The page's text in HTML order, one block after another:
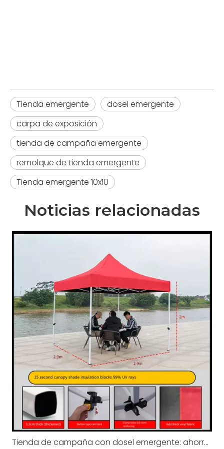
Tienda emergente
dosel emergente
carpa de exposición
tienda de campaña emergente
remolque de tienda emergente
Tienda emergente 10x10
Noticias relacionadas
Tienda de campaña con dosel emergente: ahorre tiempo en cada evento al aire libre